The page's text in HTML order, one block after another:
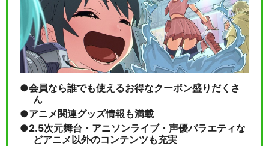
会員なら誰でも使えるお得なクーポン盛りだくさ
ん
アニメ関連グッズ情報も満載
2.5次元舞台・アニソンライブ・声優バラエティな
どアニメ以外のコンテンツも充実